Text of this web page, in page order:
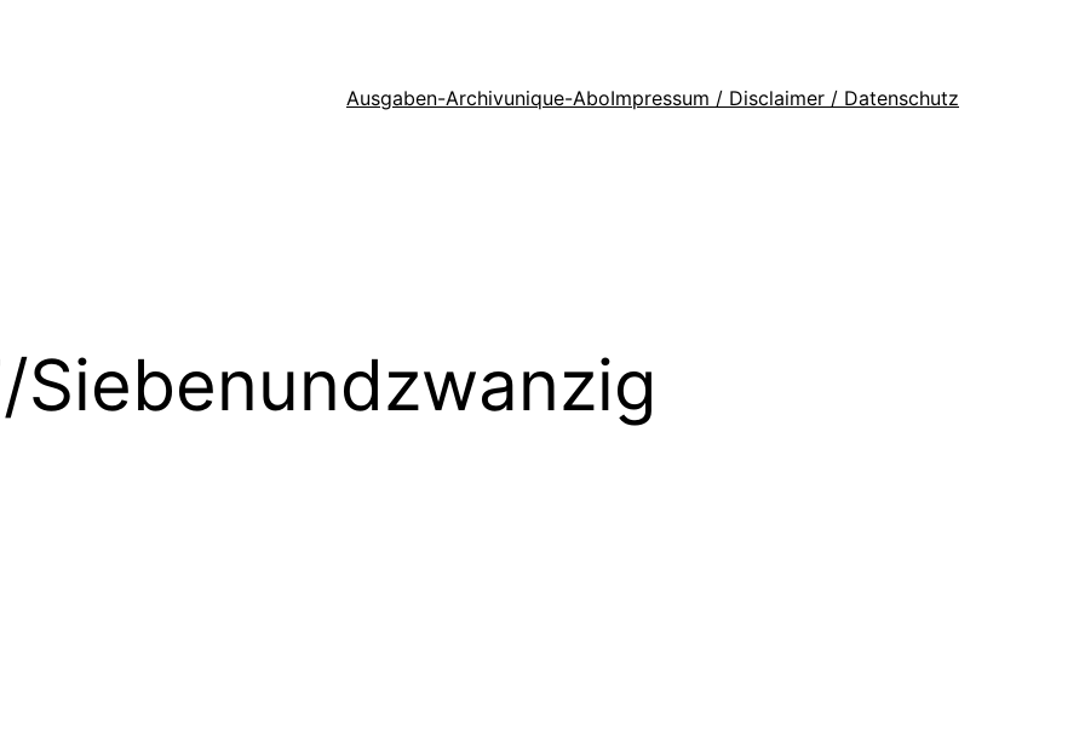
Ausgaben-Archivunique-AboImpressum / Disclaimer / Datenschutz
Siebenundzwanzig